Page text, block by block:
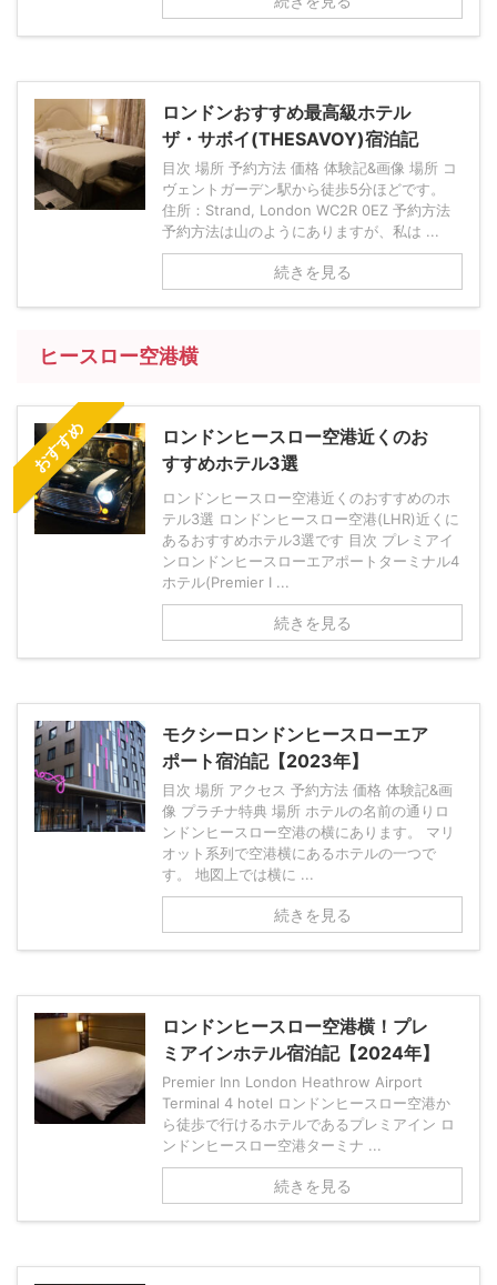
ロンドンおすすめ最高級ホテル
ザ・サボイ(THESAVOY)宿泊記
目次 場所 予約方法 価格 体験記&画像 場所 コ
ヴェントガーデン駅から徒歩5分ほどです。
住所：Strand, London WC2R 0EZ 予約方法
予約方法は山のようにありますが、私は ...
続きを見る
ヒースロー空港横
おすすめ
ロンドンヒースロー空港近くのお
すすめホテル3選
ロンドンヒースロー空港近くのおすすめのホ
テル3選 ロンドンヒースロー空港(LHR)近くに
あるおすすめホテル3選です 目次 プレミアイ
ンロンドンヒースローエアポートターミナル4
ホテル(Premier I ...
続きを見る
モクシーロンドンヒースローエア
ポート宿泊記【2023年】
目次 場所 アクセス 予約方法 価格 体験記&画
像 プラチナ特典 場所 ホテルの名前の通りロ
ンドンヒースロー空港の横にあります。 マリ
オット系列で空港横にあるホテルの一つで
す。 地図上では横に ...
続きを見る
ロンドンヒースロー空港横！プレ
ミアインホテル宿泊記【2024年】
Premier Inn London Heathrow Airport
Terminal 4 hotel ロンドンヒースロー空港か
ら徒歩で行けるホテルであるプレミアイン ロ
ンドンヒースロー空港ターミナ ...
続きを見る